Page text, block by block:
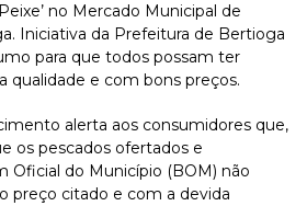
no Mercado Municipal de
Iniciativa da Prefeitura de Bertioga
para que todos possam ter
qualidade e com bons preços.
alerta aos consumidores que,
os pescados ofertados e
Oficial do Município (BOM) não
preço citado e com a devida